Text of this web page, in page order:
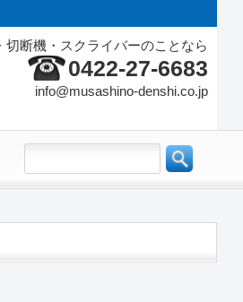
切断機・スクライバーのことなら
0422-27-6683
info@musashino-denshi.co.jp